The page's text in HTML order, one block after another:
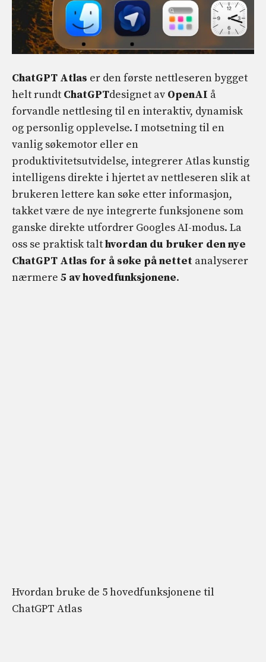
ChatGPT Atlas er den første nettleseren bygget
helt rundt ChatGPTdesignet av OpenAI å
forvandle nettlesing til en interaktiv, dynamisk
og personlig opplevelse. I motsetning til en
vanlig søkemotor eller en
produktivitetsutvidelse, integrerer Atlas kunstig
intelligens direkte i hjertet av nettleseren slik at
brukeren lettere kan søke etter informasjon,
takket være de nye integrerte funksjonene som
ganske direkte utfordrer Googles AI-modus. La
oss se praktisk talthvordan du bruker den nye
ChatGPT Atlas for å søke på nettet analyserer
nærmere 5 av hovedfunksjonene.
Hvordan bruke de 5 hovedfunksjonene til
ChatGPT Atlas